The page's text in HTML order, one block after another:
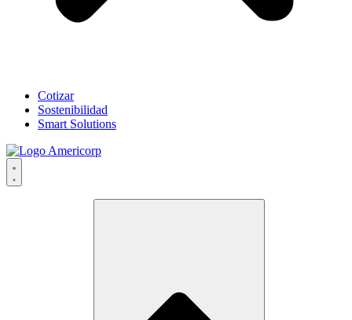
Cotizar
Sostenibilidad
Smart Solutions